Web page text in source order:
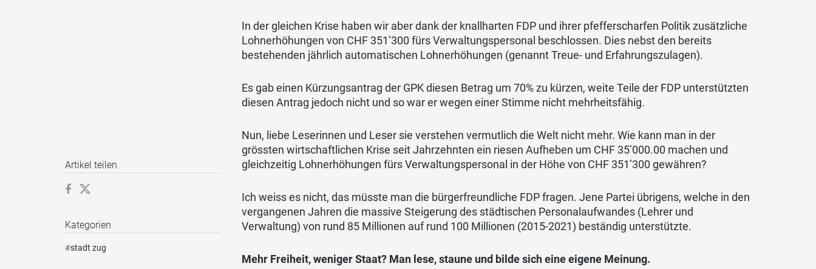
In der gleichen Krise haben wir aber dank der knallharten FDP und ihrer pfefferscharfen Politik zusätzliche
Lohnerhöhungen von CHF 351’300 fürs Verwaltungspersonal beschlossen. Dies nebst den bereits
bestehenden jährlich automatischen Lohnerhöhungen (genannt Treue- und Erfahrungszulagen).
Es gab einen Kürzungsantrag der GPK diesen Betrag um 70% zu kürzen, weite Teile der FDP unterstützten
diesen Antrag jedoch nicht und so war er wegen einer Stimme nicht mehrheitsfähig.
Nun, liebe Leserinnen und Leser sie verstehen vermutlich die Welt nicht mehr. Wie kann man in der
grössten wirtschaftlichen Krise seit Jahrzehnten ein riesen Aufheben um CHF 35’000.00 machen und
gleichzeitig Lohnerhöhungen fürs Verwaltungspersonal in der Höhe von CHF 351’300 gewähren?
Ich weiss es nicht, das müsste man die bürgerfreundliche FDP fragen. Jene Partei übrigens, welche in den
vergangenen Jahren die massive Steigerung des städtischen Personalaufwandes (Lehrer und
Verwaltung) von rund 85 Millionen auf rund 100 Millionen (2015-2021) beständig unterstützte.
Mehr Freiheit, weniger Staat? Man lese, staune und bilde sich eine eigene Meinung.
Artikel teilen
Kategorien
#stadt zug